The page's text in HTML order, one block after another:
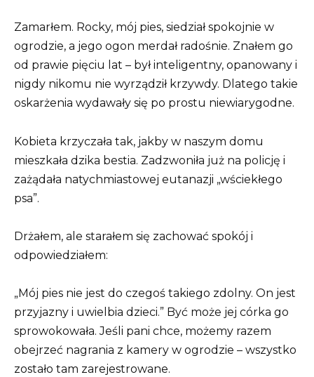
Zamarłem. Rocky, mój pies, siedział spokojnie w
ogrodzie, a jego ogon merdał radośnie. Znałem go
od prawie pięciu lat – był inteligentny, opanowany i
nigdy nikomu nie wyrządził krzywdy. Dlatego takie
oskarżenia wydawały się po prostu niewiarygodne.
Kobieta krzyczała tak, jakby w naszym domu
mieszkała dzika bestia. Zadzwoniła już na policję i
zażądała natychmiastowej eutanazji „wściekłego
psa”.
Drżałem, ale starałem się zachować spokój i
odpowiedziałem:
„Mój pies nie jest do czegoś takiego zdolny. On jest
przyjazny i uwielbia dzieci.” Być może jej córka go
sprowokowała. Jeśli pani chce, możemy razem
obejrzeć nagrania z kamery w ogrodzie – wszystko
zostało tam zarejestrowane.